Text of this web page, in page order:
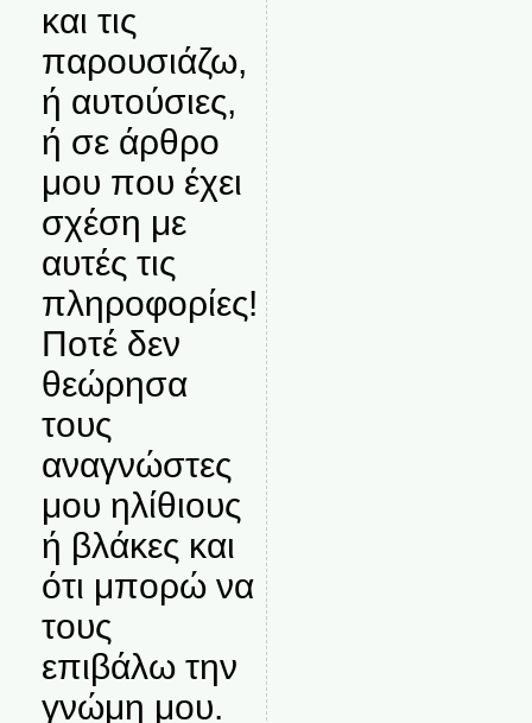
και τις
παρουσιάζω,
ή αυτούσιες,
ή σε άρθρο
μου που έχει
σχέση με
αυτές τις
πληροφορίες!
Ποτέ δεν
θεώρησα
τους
αναγνώστες
μου ηλίθιους
ή βλάκες και
ότι μπορώ να
τους
επιβάλω την
γνώμη μου.